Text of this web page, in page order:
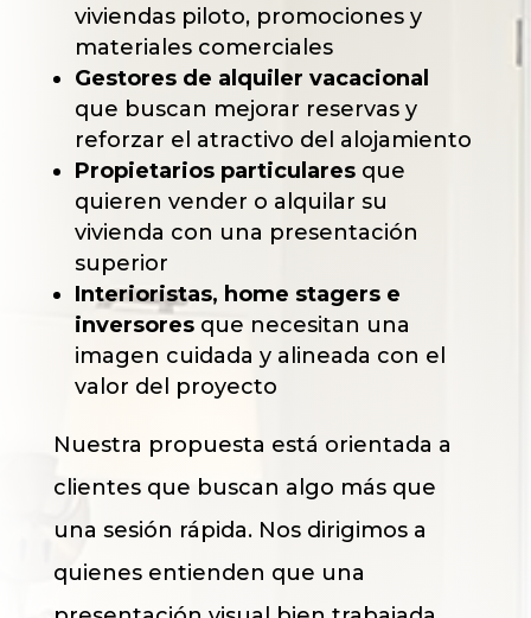
viviendas piloto, promociones y
materiales comerciales
Gestores de alquiler vacacional
que buscan mejorar reservas y
reforzar el atractivo del alojamiento
Propietarios particularesque
quieren vender o alquilar su
vivienda con una presentación
superior
Interioristas, home stagers e
inversoresque necesitan una
imagen cuidada y alineada con el
valor del proyecto
Nuestra propuesta está orientada a
clientes que buscan algo más que
una sesión rápida. Nos dirigimos a
quienes entienden que una